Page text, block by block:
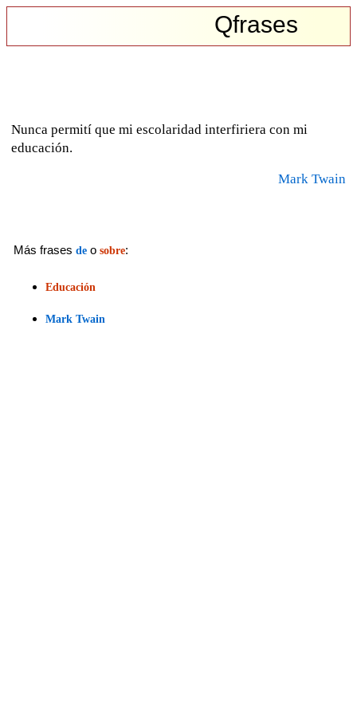
Qfrases
Nunca permití que mi escolaridad interfiriera con mi
educación.
Mark Twain
Más frases de o sobre:
Educación
Mark Twain